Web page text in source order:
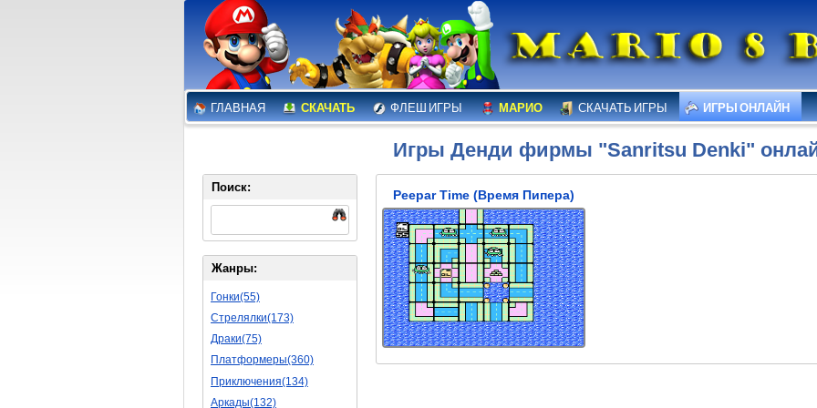
ГЛАВНАЯ СКАЧАТЬ ФЛЕШ ИГРЫ МАРИО СКАЧАТЬ ИГРЫ ИГРЫ ОНЛАЙН
Игры Денди фирмы "Sanritsu Denki"
Peepar Time (Время Пипера)
Поиск:
Жанры:
Гонки(55)
Стрелялки(173)
Драки(75)
Платформеры(360)
Приключения(134)
Аркады(132)